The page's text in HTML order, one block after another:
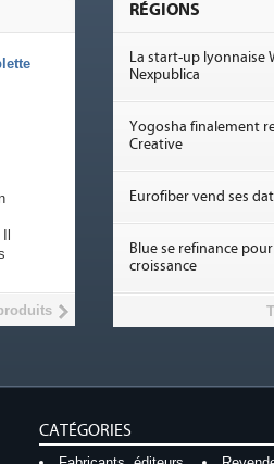
RÉGIONS
La start-up lyonnaise
Nexpublica
Yogosha finalement
Creative
Eurofiber vend ses
Blue se refinance
croissance
CATÉGORIES